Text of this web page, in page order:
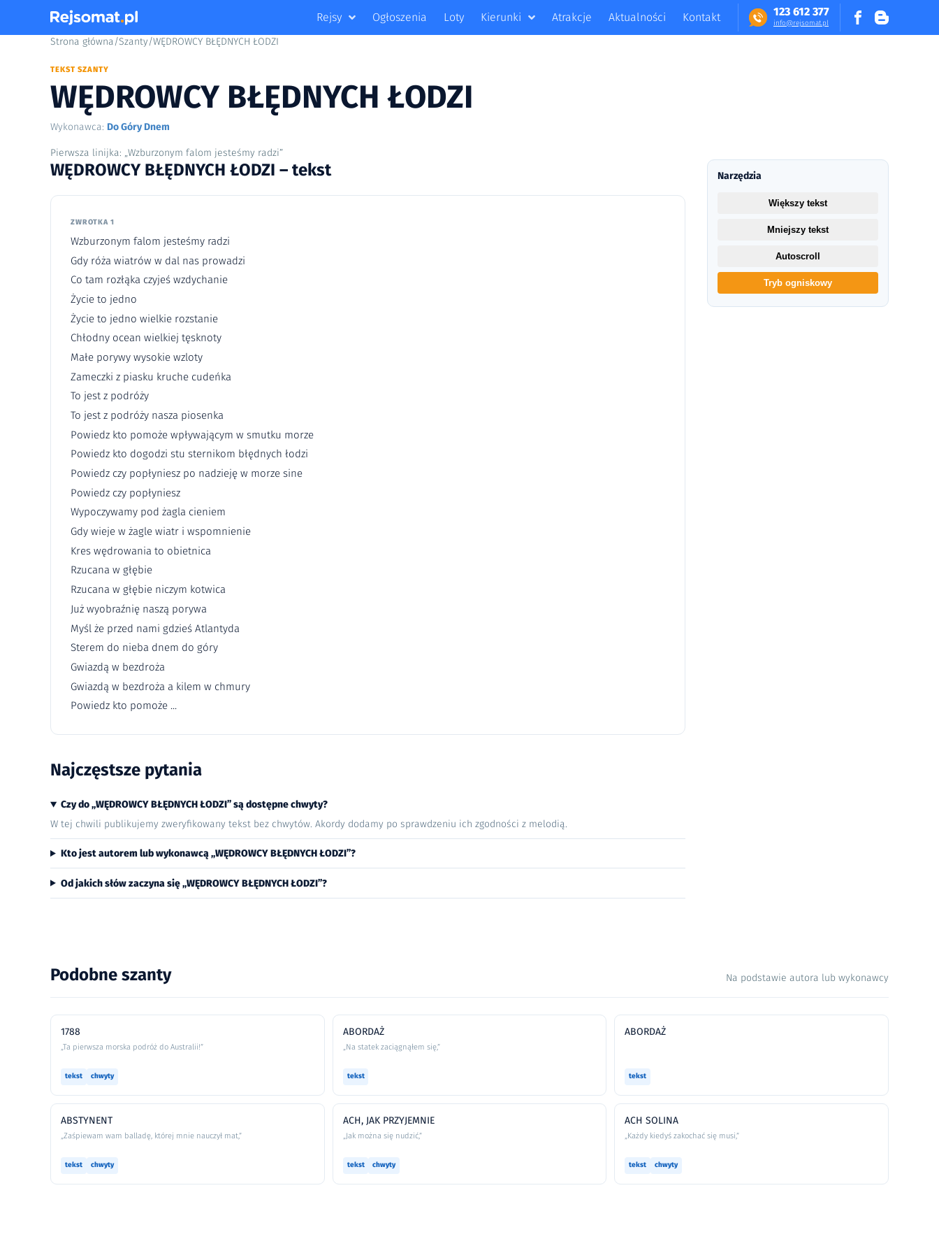
123 612 377
in​fo​@​​rej​somat​.​pl
Rejsy Ogłoszenia Loty Kierunki Atrakcje Aktualności Kontakt
Strona główna/Szanty/WĘDROWCY BŁĘDNYCH ŁODZI
TEKST SZANTY
WĘDROWCY BŁĘDNYCH ŁODZI
Wykonawca: Do Góry Dnem
Pierwsza linijka: „Wzburzonym falom jesteśmy radzi”
WĘDROWCY BŁĘDNYCH ŁODZI – tekst
ZWROTKA 1
Wzburzonym falom jesteśmy radzi
Gdy róża wiatrów w dal nas prowadzi
Co tam rozłąka czyjeś wzdychanie
Życie to jedno
Życie to jedno wielkie rozstanie
Chłodny ocean wielkiej tęsknoty
Małe porywy wysokie wzloty
Zameczki z piasku kruche cudeńka
To jest z podróży
To jest z podróży nasza piosenka
Powiedz kto pomoże wpływającym w smutku morze
Powiedz kto dogodzi stu sternikom błędnych łodzi
Powiedz czy popłyniesz po nadzieję w morze sine
Powiedz czy popłyniesz
Wypoczywamy pod żagla cieniem
Gdy wieje w żagle wiatr i wspomnienie
Kres wędrowania to obietnica
Rzucana w głębie
Rzucana w głębie niczym kotwica
Już wyobraźnię naszą porywa
Myśl że przed nami gdzieś Atlantyda
Sterem do nieba dnem do góry
Gwiazdą w bezdroża
Gwiazdą w bezdroża a kilem w chmury
Powiedz kto pomoże ...
Najczęstsze pytania
Czy do „WĘDROWCY BŁĘDNYCH ŁODZI” są dostępne chwyty?
W tej chwili publikujemy zweryfikowany tekst bez chwytów. Akordy dodamy po sprawdzeniu ich zgodności z melodią.
Kto jest autorem lub wykonawcą „WĘDROWCY BŁĘDNYCH ŁODZI”?
Od jakich słów zaczyna się „WĘDROWCY BŁĘDNYCH ŁODZI”?
Narzędzia
Większy tekst
Mniejszy tekst
Autoscroll
Tryb ogniskowy
Podobne szanty Na podstawie autora lub wykonawcy
1788
„Ta pierwsza morska podróż do Australii!”
tekst chwyty
ABORDAŻ
„Na statek zaciągnąłem się,”
tekst
ABORDAŻ
tekst
ABSTYNENT
„Zaśpiewam wam balladę, której mnie nauczył mat,”
tekst chwyty
ACH, JAK PRZYJEMNIE
„Jak można się nudzić,”
tekst chwyty
ACH SOLINA
„Każdy kiedyś zakochać się musi,”
tekst chwyty